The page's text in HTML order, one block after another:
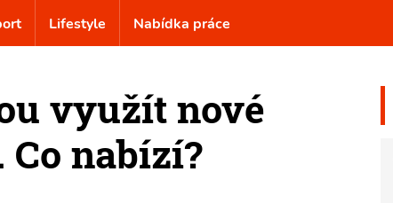
Lifestyle Nabídka práce
využít nové
Co nabízí?